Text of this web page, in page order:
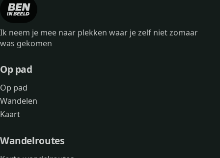
Ik neem je mee naar plekken waar je zelf niet zomaar
was gekomen
Op pad
Op pad
Wandelen
Kaart
Wandelroutes